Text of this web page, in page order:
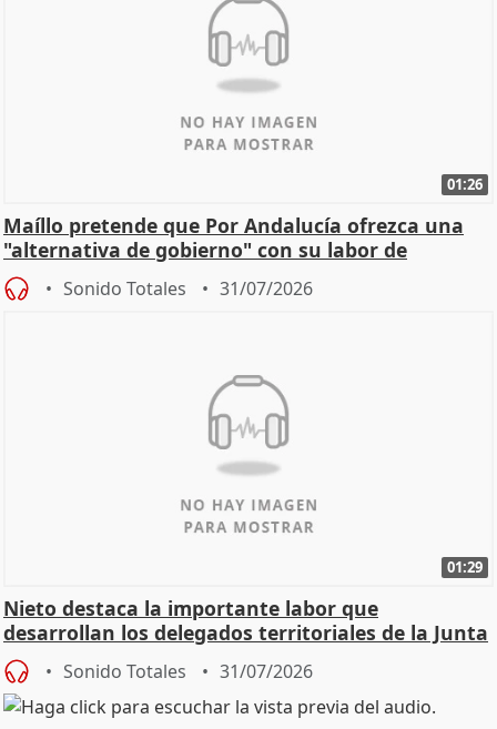
01:26
Maíllo pretende que Por Andalucía ofrezca una
"alternativa de gobierno" con su labor de
oposición
Sonido Totales 31/07/2026
01:29
Nieto destaca la importante labor que
desarrollan los delegados territoriales de la Junta
Sonido Totales 31/07/2026